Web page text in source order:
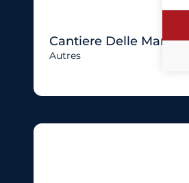
Cantiere Delle Marche
Autres